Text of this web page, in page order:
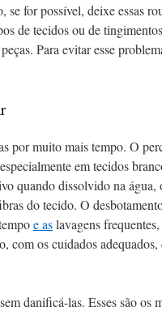
for possível, deixe essas
de tecidos ou de
Para evitar esse
por muito mais tempo. O
em tecidos
quando dissolvido na água,
do tecido. O
e aslavagens
com os cuidados adequados,
danificá-las. Esses são os